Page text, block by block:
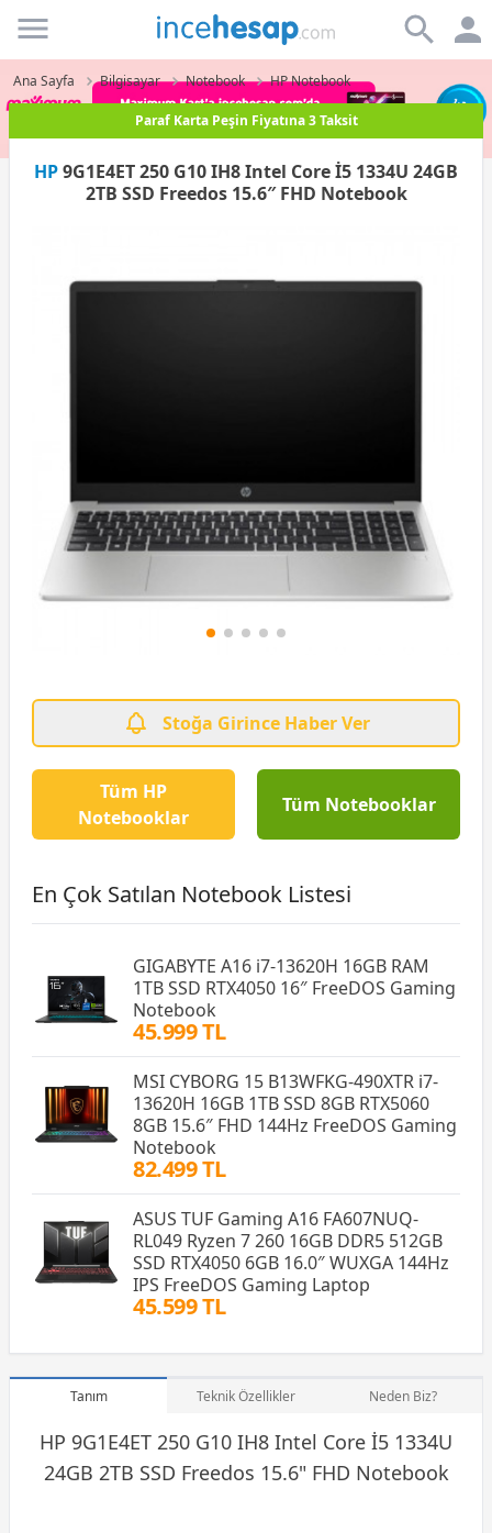
Incehesap
Ana Sayfa Bilgisayar Notebook HP Notebook
Paraf Karta Peşin Fiyatına 3 Taksit
HP9G1E4ET 250 G10 IH8 Intel Core İ5 1334U 24GB
2TB SSD Freedos 15.6″ FHD Notebook
Stoğa Girince Haber Ver
Tüm HP
Notebooklar
Tüm Notebooklar
En Çok Satılan Notebook Listesi
GIGABYTE A16 i7-13620H 16GB RAM
1TB SSD RTX4050 16″ FreeDOS Gaming
Notebook
45.999 TL
MSI CYBORG 15 B13WFKG-490XTR i7-
13620H 16GB 1TB SSD 8GB RTX5060
8GB 15.6″ FHD 144Hz FreeDOS Gaming
Notebook
82.499 TL
ASUS TUF Gaming A16 FA607NUQ-
RL049 Ryzen 7 260 16GB DDR5 512GB
SSD RTX4050 6GB 16.0″ WUXGA 144Hz
IPS FreeDOS Gaming Laptop
45.599 TL
Tanım Teknik Özellikler Neden Biz?
HP 9G1E4ET 250 G10 IH8 Intel Core İ5 1334U
24GB 2TB SSD Freedos 15.6" FHD Notebook